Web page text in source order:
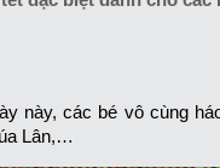
này, các bé vô cùng
Lân,…